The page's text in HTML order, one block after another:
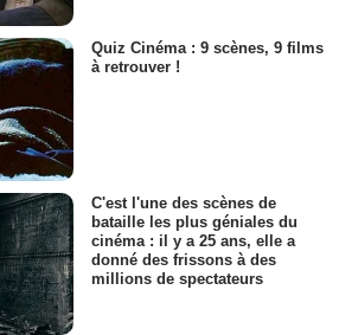
Quiz Cinéma : 9 scènes, 9 films
à retrouver !
C'est l'une des scènes de
bataille les plus géniales du
cinéma : il y a 25 ans, elle a
donné des frissons à des
millions de spectateurs